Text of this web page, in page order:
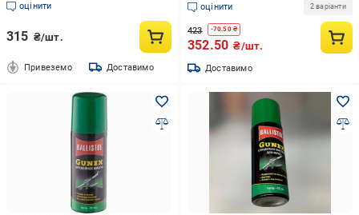
оцінити
315 ₴/шт.
Привеземо Доставимо
оцінити 2 варіанти
423 -70.50₴
352.50 ₴/шт.
Доставимо